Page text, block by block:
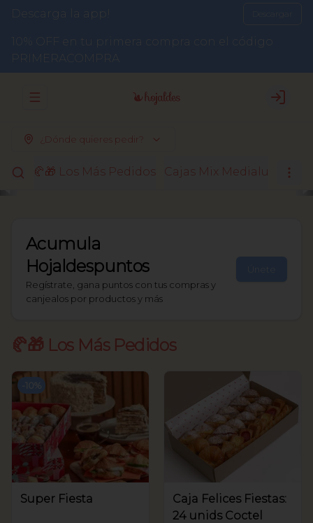
Descarga la app!
10% OFF en tu primera compra con el código
PRIMERACOMPRA
Abrir menu de navegación Login
¿Dónde quieres pedir?
🥐🎁 Los Más Pedidos Cajas Mix Medialunas
Acumula
Hojaldespuntos
Regístrate, gana puntos con tus compras y
canjealos por productos y más
Únete
🥐🎁 Los Más Pedidos
10 %
Super Fiesta
Caja Felices Fiestas:
24 unids Coctel